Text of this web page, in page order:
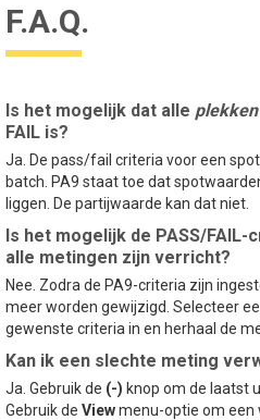
F.A.Q.
Is het mogelijk dat alle plekken
FAIL is?
Ja. De pass/fail criteria voor een
batch. PA9 staat toe dat
liggen. De partijwaarde kan dat niet.
Is het mogelijk de PASS/
alle metingen zijn verricht?
Nee. Zodra de PA9-criteria zijn
meer worden gewijzigd. Selecteer
gewenste criteria in en herhaal de
Kan ik een slechte meting
Ja. Gebruik de (-) knop om de laatst
Gebruik de Viewmenu-optie om een